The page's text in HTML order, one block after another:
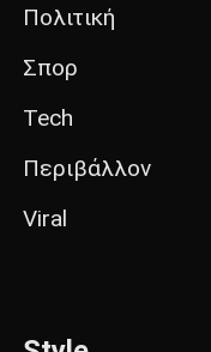
Πολιτική
Σπορ
Tech
Περιβάλλον
Viral